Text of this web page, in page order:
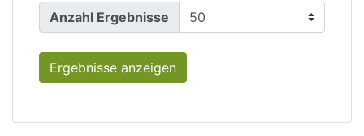
Anzahl Ergebnisse
Ergebnisse anzeigen